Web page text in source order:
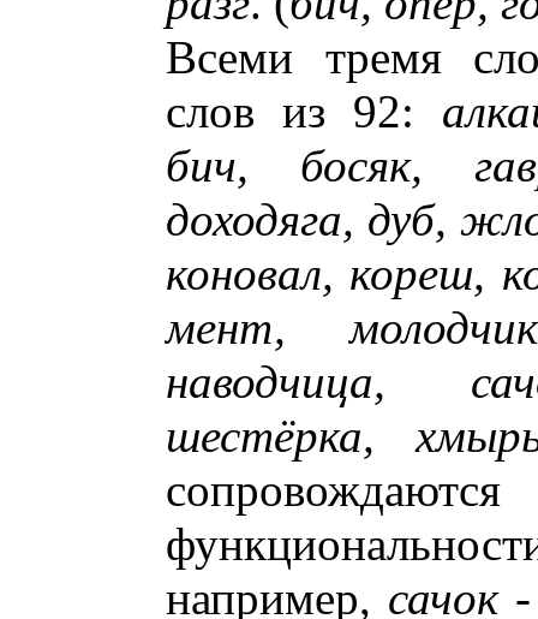
Всеми тремя
слов из 92:
бич, босяк,
доходяга, дуб,
коновал, кореш,
мент,
наводчица,
шестёрка,
например, сачок-